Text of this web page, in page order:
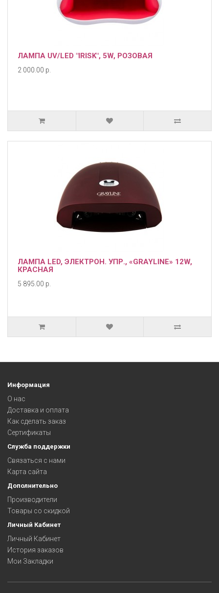
ЛАМПА UV/LED "IRISK", 5W, РОЗОВАЯ
2 000.00 р.
ЛАМПА LED, ЭЛЕКТРОН. УПР., «GRAYLINE» 12W,
КРАСНАЯ
5 895.00 р.
Информация
О нас
Доставка и оплата
Как сделать заказ
Сертификаты
Служба поддержки
Связаться с нами
Карта сайта
Дополнительно
Производители
Товары со скидкой
Личный Кабинет
Личный Кабинет
История заказов
Мои Закладки